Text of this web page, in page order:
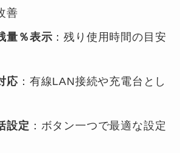
善
量％表示 ：残り使用時間の目安
応：有線LAN接続や充電台とし
設定 ：ボタン一つで最適な設定